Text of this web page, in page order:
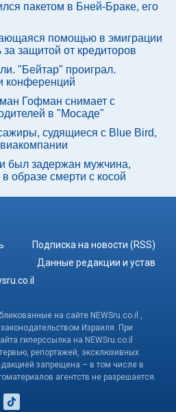
пакетом в Бней-Браке, его
помощью в эмиграции
за защитой от кредиторов
"Бейтар" проиграл.
конференций
Гофман снимает с
в "Мосаде"
судящиеся с Blue Bird,
был задержан мужчина,
образе смерти с косой
Подписка на новости (RSS)
Данные редакции и устав
на сайте NEWSru.co.il ,
Израиля. При
гиперссылка на NEWSru.co.il
репортажей, эксклюзивных
запрещена – в том числе в
агентств не разрешается.